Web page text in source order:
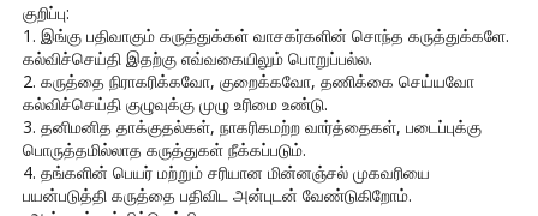
குறிப்பு:
1. இங்கு பதிவாகும் கருத்துக்கள் வாசகர்களின் சொந்த கருத்துக்களே.
கல்விச்செய்தி இதற்கு எவ்வகையிலும் பொறுப்பல்ல.
2. கருத்தை நிராகரிக்கவோ, குறைக்கவோ, தணிக்கை செய்யவோ
கல்விச்செய்தி குழுவுக்கு முழு உரிமை உண்டு.
3. தனிமனித தாக்குதல்கள், நாகரிகமற்ற வார்த்தைகள், படைப்புக்கு
பொருத்தமில்லாத கருத்துகள் நீக்கப்படும்.
4. தங்களின் பெயர் மற்றும் சரியான மின்னஞ்சல் முகவரியை
பயன்படுத்தி கருத்தை பதிவிட அன்புடன் வேண்டுகிறோம்.